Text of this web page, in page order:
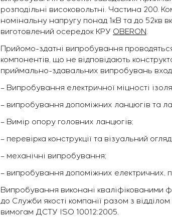
розподільні високовольтні. Частина 200.
номінальну напругу понад 1кВ та до 52кв
виготовлений осередок КРУ OBERON.
Прийомо-здатні випробування
компонентів, що не відповідають
приймально-здавальних випробувань
– Випробування електричної міцності
– випробування допоміжних ланцюгів та
– Вимір опору головних ланцюгів;
– перевірка конструкції та візуальний огляд;
– механічні випробування;
– випробування допоміжних електричних,
Випробування виконані кваліфікованими
до Служби якості компанії разом з
вимогам ДСТУ ISO 10012:2005.